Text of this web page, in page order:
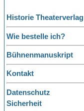
Historie Theaterverlag
Wie bestelle ich?
Bühnenmanuskript
Kontakt
Datenschutz
Sicherheit